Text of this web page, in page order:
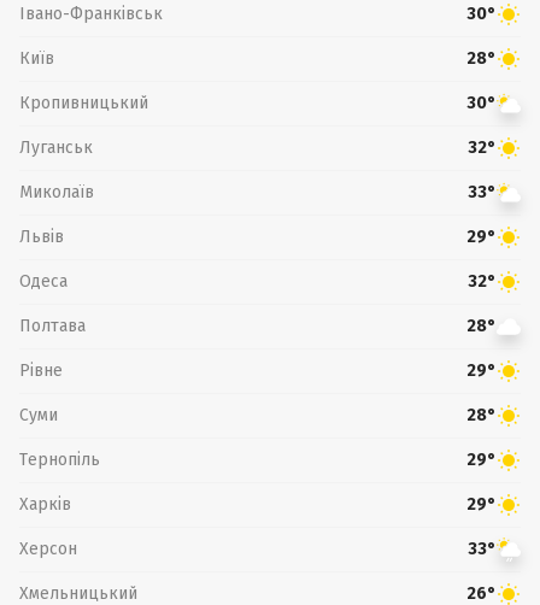
Івано-Франківськ 30°
Київ 28°
Кропивницький 30°
Луганськ 32°
Миколаїв 33°
Львів 29°
Одеса 32°
Полтава 28°
Рівне 29°
Суми 28°
Тернопіль 29°
Харків 29°
Херсон 33°
Хмельницький 26°